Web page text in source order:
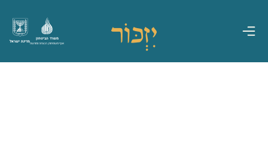
מדינת ישראל
משרד הביטחון
אגף משפחות, הנצחה ומורשת